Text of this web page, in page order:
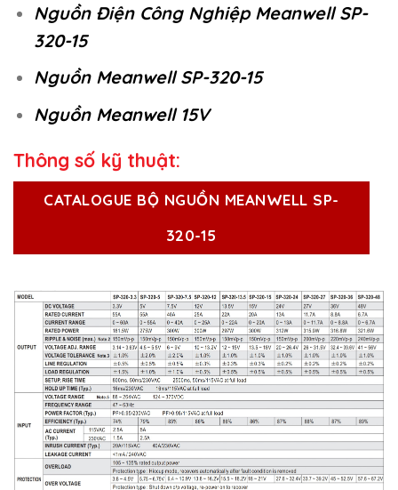
Nguồn Điện Công Nghiệp Meanwell SP-
320-15
Nguồn Meanwell SP-320-15
Nguồn Meanwell 15V
Thông số kỹ thuật:
CATALOGUE BỘ NGUỒN MEANWELL SP-
320-15